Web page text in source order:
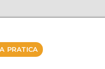
PRATICA